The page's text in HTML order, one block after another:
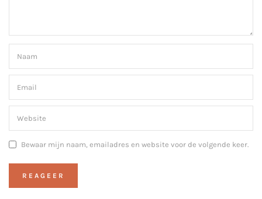
Bewaar mijn naam, emailadres en website voor de volgende keer.